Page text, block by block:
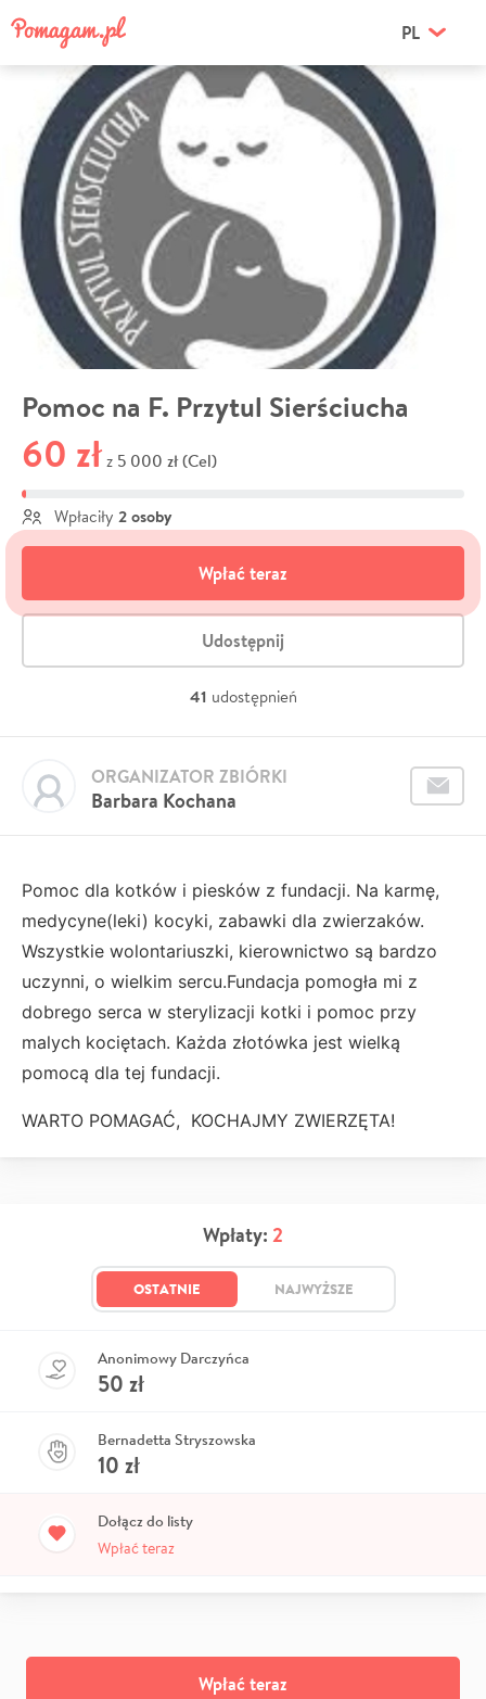
PL
Pomoc na F. Przytul Sierściucha
60 zł z 5 000 zł (Cel)
Wpłaciły 2 osoby
Wpłać teraz
Udostępnij
41 udostępnień
Barbara Kochana
ORGANIZATOR ZBIÓRKI
Pomoc dla kotków i piesków z fundacji. Na karmę,
medycyne(leki) kocyki, zabawki dla zwierzaków.
Wszystkie wolontariuszki, kierownictwo są bardzo
uczynni, o wielkim sercu.Fundacja pomogła mi z
dobrego serca w sterylizacji kotki i pomoc przy
malych kociętach. Każda złotówka jest wielką
pomocą dla tej fundacji.
WARTO POMAGAĆ, KOCHAJMY ZWIERZĘTA!
Wpłaty: 2
OSTATNIE NAJWYŻSZE
Anonimowy Darczyńca
50 zł
Bernadetta Stryszowska
10 zł
Dołącz do listy
Wpłać teraz
Wpłać teraz